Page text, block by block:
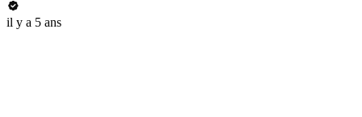
il y a 5 ans